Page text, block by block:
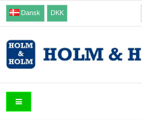
Dansk DKK